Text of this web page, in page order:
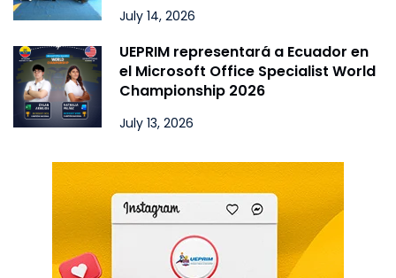
July 14, 2026
UEPRIM representará a Ecuador en
el Microsoft Office Specialist World
Championship 2026
July 13, 2026